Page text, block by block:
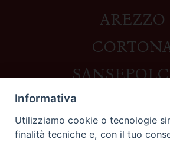
AREZZO
Contatti
Informativa
Utilizziamo cookie o tecnologie
finalità tecniche e, con il tuo